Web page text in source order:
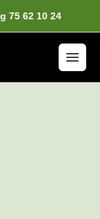
75 62 10 24